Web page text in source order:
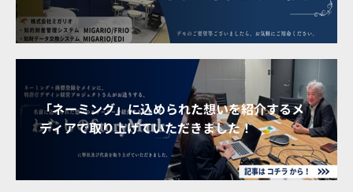
「ネーミング」に込められた想いを紹介するメ
ディアで取り上げていただきました！